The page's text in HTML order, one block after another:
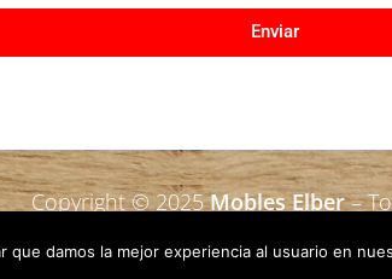
Enviar
Copyright © 2025Mobles Elber –
que damos la mejor experiencia al usuario en